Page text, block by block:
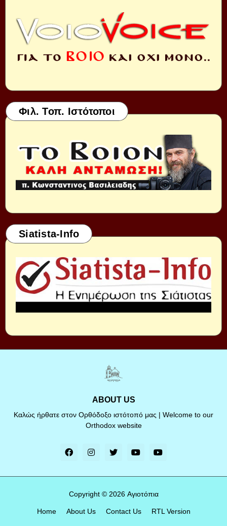
Φιλ. Τοπ. Ιστότοποι
Siatista-Info
ABOUT US
Καλώς ήρθατε στον Ορθόδοξο ιστότοπό μας | Welcome to our
Orthodox website
Copyright © 2026 Αγιοτόπια
Home About Us Contact Us RTL Version